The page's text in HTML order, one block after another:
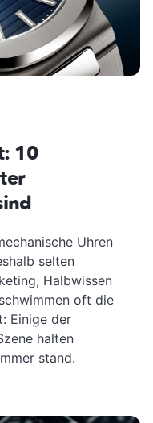
10
Uhren
selten
Halbwissen
oft die
Einige der
halten
stand.